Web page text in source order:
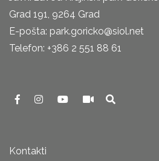
Grad 191, 9264 Grad
E-pošta: park.goricko@siol.net
Telefon: +386 2 551 88 61
Kontakti